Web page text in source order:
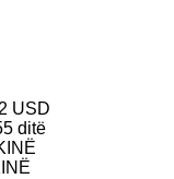
USD
ditë